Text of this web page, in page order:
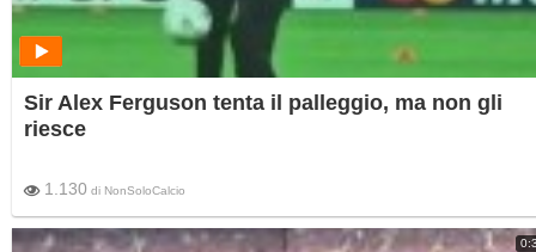
Sir Alex Ferguson tenta il palleggio, ma non gli
riesce
1.130 di NonSoloCalcio